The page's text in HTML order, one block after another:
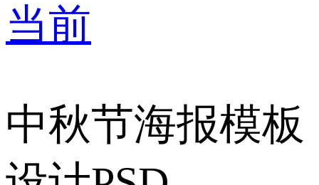
当前
中秋节海报模板